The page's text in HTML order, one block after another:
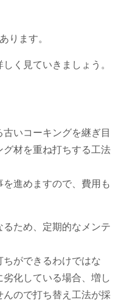
ります。
く見ていきましょう。
いコーキングを継ぎ目
材を重ね打ちする工法
進めますので、費用も
ため、定期的なメンテ
ちができるわけではな
化している場合、増し
ので打ち替え工法が採